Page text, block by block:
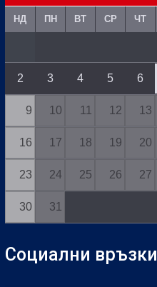
НД ПН ВТ СР ЧТ
2 3 4 5 6
9 10 11 12 13
16 17 18 19 20
23 24 25 26 27
30 31
Социални връзки